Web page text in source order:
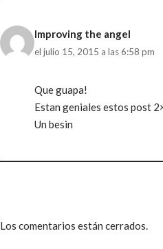
Improving the angel
el julio 15, 2015 a las 6:58 pm
Que guapa!
Estan geniales estos post
Un besin
Los comentarios están cerrados.